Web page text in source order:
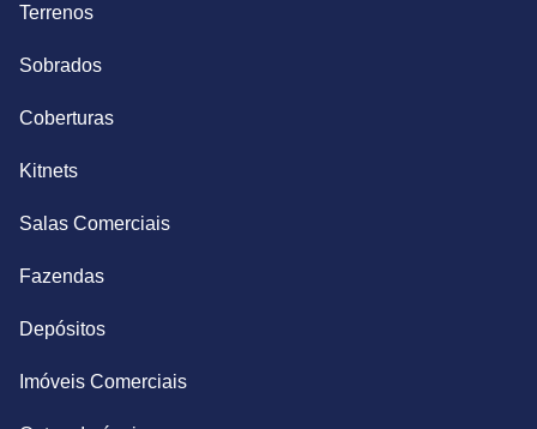
Terrenos
Sobrados
Coberturas
Kitnets
Salas Comerciais
Fazendas
Depósitos
Imóveis Comerciais